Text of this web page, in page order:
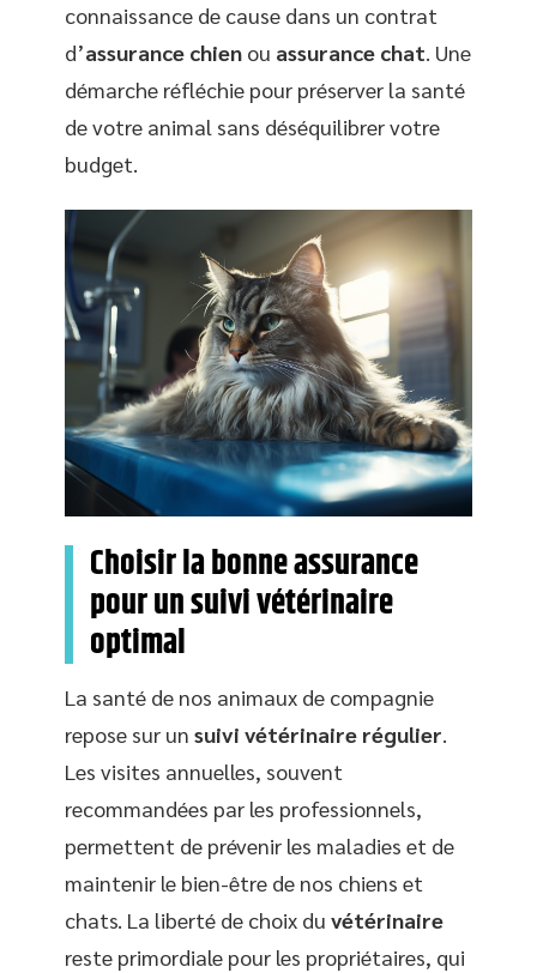
connaissance de cause dans un contrat
d’assurance chien ou assurance chat. Une
démarche réfléchie pour préserver la santé
de votre animal sans déséquilibrer votre
budget.
Choisir la bonne assurance
pour un suivi vétérinaire
optimal
La santé de nos animaux de compagnie
repose sur un suivi vétérinaire régulier
Les visites annuelles, souvent
recommandées par les professionnels,
permettent de prévenir les maladies et de
maintenir le bien-être de nos chiens et
chats. La liberté de choix du vétérinaire
reste primordiale pour les propriétaires, qui